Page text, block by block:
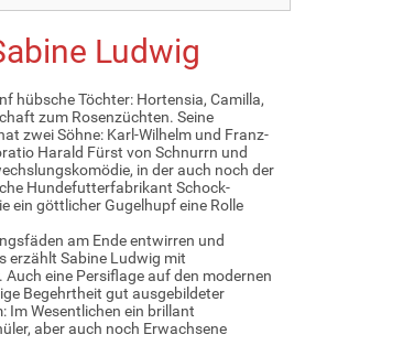
Ludwig
hübsche Töchter: Hortensia, Camilla,
zum Rosenzüchten. Seine
zwei Söhne: Karl-Wilhelm und Franz-
Harald Fürst von Schnurrn und
in der auch noch der
Hundefutterfabrikant Schock-
ein göttlicher Gugelhupf eine Rolle
am Ende entwirren und
erzählt Sabine Ludwig mit
eine Persiflage auf den modernen
Begehrtheit gut ausgebildeter
Im Wesentlichen ein brillant
aber auch noch Erwachsene